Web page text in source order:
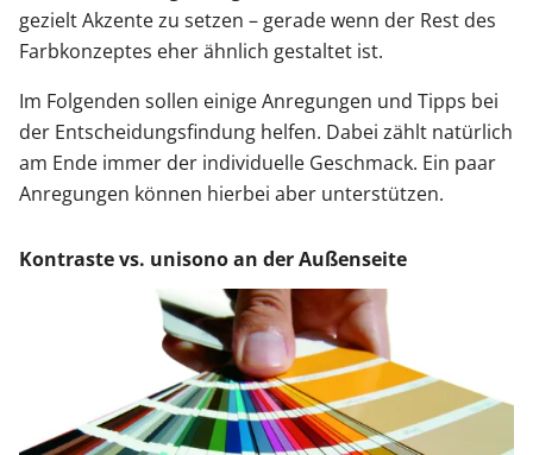
gezielt Akzente zu setzen – gerade wenn der Rest des
Farbkonzeptes eher ähnlich gestaltet ist.
Im Folgenden sollen einige Anregungen und Tipps bei
der Entscheidungsfindung helfen. Dabei zählt natürlich
am Ende immer der individuelle Geschmack. Ein paar
Anregungen können hierbei aber unterstützen.
Kontraste vs. unisono an der Außenseite